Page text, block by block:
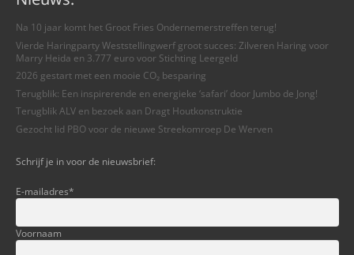
Na 10 jaar komt het Groot Fries Ondernemerstreffen terug!
Vierde Haringparty Weststellingwerf groot succes: Zilveren Haring voor
Marry Heida en 3.777 euro voor Stichting Leergeld
2026 gestart met een mooie CO₂ besparing
Terugblik: Een inspirerende en energieke ‘safari’ door Jumbo de Jong!
Terugblik ALV en bezoek aan Dragt Houtkonstruktie
Gezocht lid PBO voor de nieuwe Streekomroep De Werven
Schrijf je in voor de nieuwsbrief:
E-mailadres*
Voornaam